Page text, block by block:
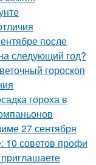
после
следующий год?
гороскоп
гороха в
27 сентября
10 советов профи